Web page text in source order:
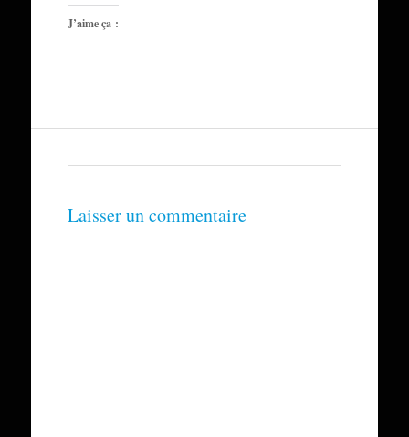
J’aime ça :
Laisser un commentaire